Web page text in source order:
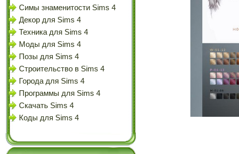
Симы знаменитости Sims 4
Декор для Sims 4
Техника для Sims 4
Моды для Sims 4
Позы для Sims 4
Строительство в Sims 4
Города для Sims 4
Программы для Sims 4
Скачать Sims 4
Коды для Sims 4